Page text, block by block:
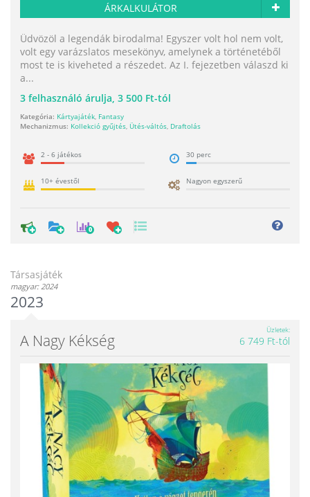
ÁRKALKULÁTOR
Üdvözöl a legendák birodalma! Egyszer volt hol nem volt,
volt egy varázslatos mesekönyv, amelynek a történetéből
most te is kiveheted a részedet. Az I. fejezetben válaszd ki
a...
3 felhasználó árulja, 3 500 Ft-tól
Kategória: Kártyajáték, Fantasy
Mechanizmus: Kollekció gyűjtés, Ütés-váltós, Draftolás
2 - 6 játékos 30 perc
10+ évestől Nagyon egyszerű
0
Társasjáték
magyar: 2024
2023
A Nagy Kékség
Üzletek
6 749 Ft-tól